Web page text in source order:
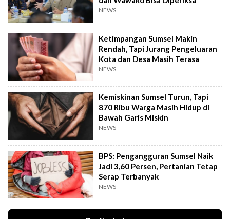
NEWS
Ketimpangan Sumsel Makin
Rendah, Tapi Jurang Pengeluaran
Kota dan Desa Masih Terasa
NEWS
Kemiskinan Sumsel Turun, Tapi
870 Ribu Warga Masih Hidup di
Bawah Garis Miskin
NEWS
BPS: Pengangguran Sumsel Naik
Jadi 3,60 Persen, Pertanian Tetap
Serap Terbanyak
NEWS